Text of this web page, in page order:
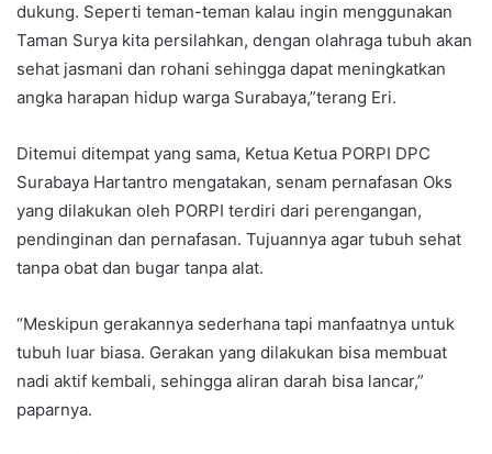
dukung. Seperti teman-teman kalau ingin menggunakan
Taman Surya kita persilahkan, dengan olahraga tubuh akan
sehat jasmani dan rohani sehingga dapat meningkatkan
angka harapan hidup warga Surabaya,”terang Eri.
Ditemui ditempat yang sama, Ketua Ketua PORPI DPC
Surabaya Hartantro mengatakan, senam pernafasan Oks
yang dilakukan oleh PORPI terdiri dari perengangan,
pendinginan dan pernafasan. Tujuannya agar tubuh sehat
tanpa obat dan bugar tanpa alat.
“Meskipun gerakannya sederhana tapi manfaatnya untuk
tubuh luar biasa. Gerakan yang dilakukan bisa membuat
nadi aktif kembali, sehingga aliran darah bisa lancar,”
paparnya.